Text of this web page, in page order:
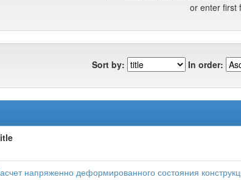
or enter first
Sort by: In order:
напряженно деформированного состояния